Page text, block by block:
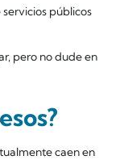
públicos
pero no dude en
caen en